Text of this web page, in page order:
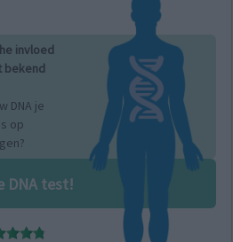
invloed
bekend
DNA je
op
DNA test!